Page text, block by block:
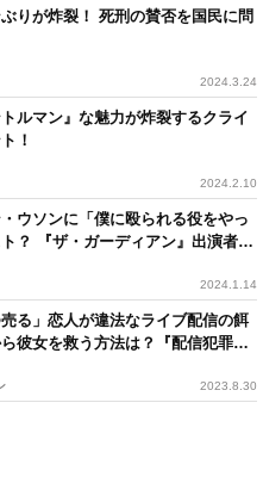
りが炸裂！ 死刑の賛否を国民に問
2024.3.24
ルマン』な魅力が炸裂するクライ
ト！
2024.2.10
ウソンに「僕に殴られる役をやっ
？ 『ザ・ガーディアン』出演者が
2024.1.14
る」恋人が違法なライブ配信の餌
彼女を救う方法は？『配信犯罪』
2023.8.30